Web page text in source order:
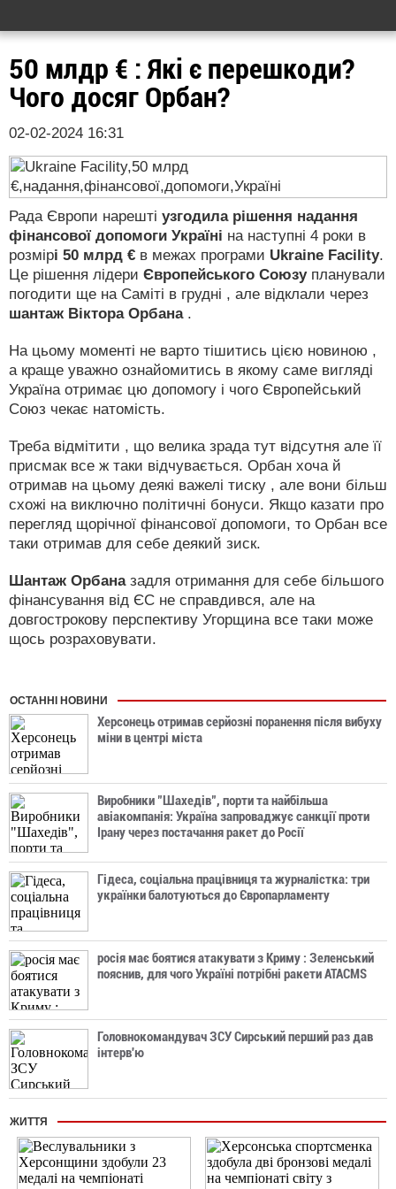
50 млдр € : Які є перешкоди?
Чого досяг Орбан?
02-02-2024 16:31
Рада Європи нарешті узгодила рішення надання
фінансової допомоги Україні на наступні 4 роки в
розмірі 50 млрд € в межах програми Ukraine Facility.
Це рішення лідери Європейського Союзупланували
погодити ще на Саміті в грудні , але відклали через
шантаж Віктора Орбана.
На цьому моменті не варто тішитись цією новиною ,
а краще уважно ознайомитись в якому саме вигляді
Україна отримає цю допомогу і чого Європейський
Союз чекає натомість.
Треба відмітити , що велика зрада тут відсутня але її
присмак все ж таки відчувається. Орбан хоча й
отримав на цьому деякі важелі тиску , але вони більш
схожі на виключно політичні бонуси. Якщо казати про
перегляд щорічної фінансової допомоги, то Орбан все
таки отримав для себе деякий зиск.
Шантаж Орбаназадля отримання для себе більшого
фінансування від ЄС не справдився, але на
довгострокову перспективу Угорщина все таки може
щось розраховувати.
ОСТАННІ НОВИНИ
Херсонець отримав серйозні поранення після вибуху
міни в центрі міста
Виробники "Шахедів", порти та найбільша
авіакомпанія: Україна запроваджує санкції проти
Ірану через постачання ракет до Росії
Гідеса, соціальна працівниця та журналістка: три
українки балотуються до Європарламенту
росія має боятися атакувати з Криму : Зеленський
пояснив, для чого Україні потрібні ракети ATACMS
Головнокомандувач ЗСУ Сирський перший раз дав
інтерв'ю
ЖИТТЯ